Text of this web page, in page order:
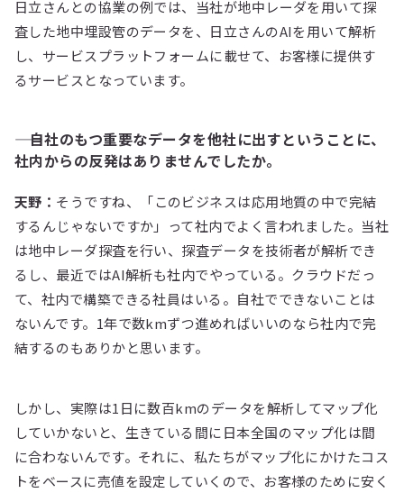
日立さんとの協業の例では、当社が地中レーダを用いて探
査した地中埋設管のデータを、日立さんのAIを用いて解析
し、サービスプラットフォームに載せて、お客様に提供す
るサービスとなっています。
―― 自社のもつ重要なデータを他社に出すということに、
社内からの反発はありませんでしたか。
天野： そうですね、「このビジネスは応用地質の中で完結
するんじゃないですか」って社内でよく言われました。当社
は地中レーダ探査を行い、探査データを技術者が解析でき
るし、最近ではAI解析も社内でやっている。クラウドだっ
て、社内で構築できる社員はいる。自社でできないことは
ないんです。1年で数kmずつ進めればいいのなら社内で完
結するのもありかと思います。
しかし、実際は1日に数百kmのデータを解析してマップ化
していかないと、生きている間に日本全国のマップ化は間
に合わないんです。それに、私たちがマップ化にかけたコス
トをベースに売値を設定していくので、お客様のために安く